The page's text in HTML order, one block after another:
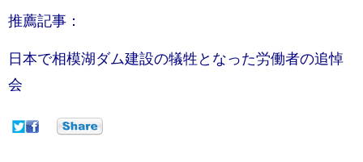
推薦記事：
日本で相模湖ダム建設の犠牲となった労働者の追悼
会